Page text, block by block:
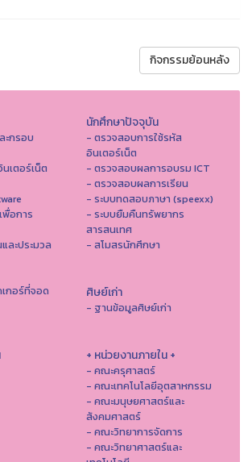
กิจกรรมย้อนหลัง
ะกรอบ
เตอร์เน็ต
พื่อการ
ละประมวล
กอร์ที่จอด
นักศึกษาปัจจุบัน
- ตรวจสอบการใช้รหัส
อินเตอร์เน็ต
- ตรวจสอบผลการอบรม ICT
- ตรวจสอบผลการเรียน
- ระบบทดสอบภาษา (speexx)
- ระบบยืมคืนทรัพยากร
สารสนเทศ
- สโมสรนักศึกษา
ศิษย์เก่า
- ฐานข้อมูลศิษย์เก่า
+ หน่วยงานภายใน +
- คณะครุศาสตร์
- คณะเทคโนโลยีอุตสาหกรรม
- คณะมนุษยศาสตร์และ
สังคมศาสตร์
- คณะวิทยาการจัดการ
- คณะวิทยาศาสตร์และ